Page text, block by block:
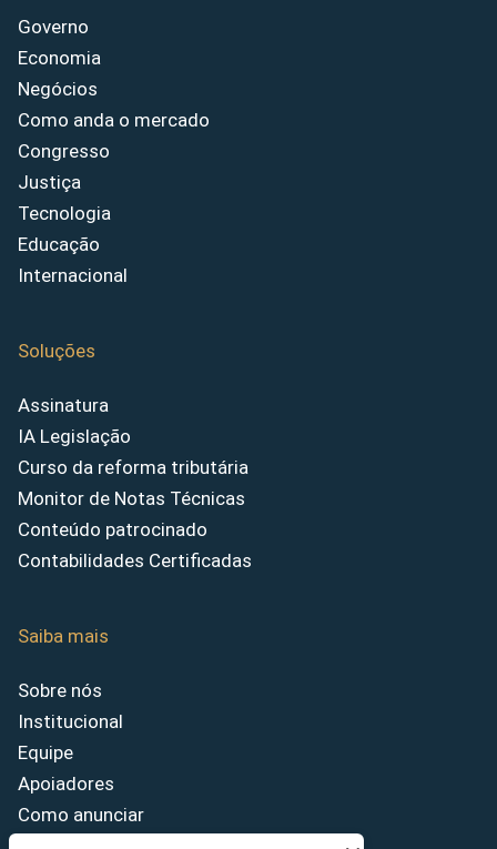
Governo
Economia
Negócios
Como anda o mercado
Congresso
Justiça
Tecnologia
Educação
Internacional
Soluções
Assinatura
IA Legislação
Curso da reforma tributária
Monitor de Notas Técnicas
Conteúdo patrocinado
Contabilidades Certificadas
Saiba mais
Sobre nós
Institucional
Equipe
Apoiadores
Como anunciar